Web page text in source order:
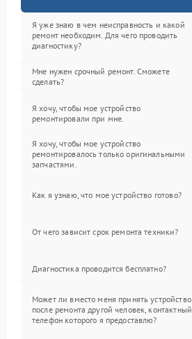
Я уже знаю в чем неисправность и какой
ремонт необходим. Для чего проводить
диагностику?
Мне нужен срочный ремонт. Сможете
сделать?
Я хочу, чтобы мое устройство
ремонтировали при мне.
Я хочу, чтобы мое устройство
ремонтировалось только оригинальными
запчастями.
Как я узнаю, что мое устройство готово?
От чего зависит срок ремонта техники?
Диагностика проводится бесплатно?
Может ли вместо меня принять устройство
после ремонта другой человек, контактный
телефон которого я предоставлю?